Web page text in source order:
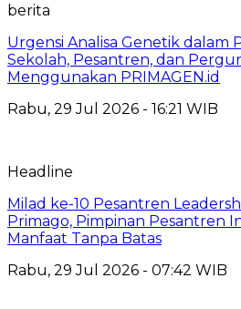
berita
Urgensi Analisa Genetik dalam
Sekolah, Pesantren, dan
Menggunakan PRIMAGEN.id
Rabu, 29 Jul 2026 - 16:21 WIB
Headline
Milad ke-10 Pesantren
Primago, Pimpinan Pesantren
Manfaat Tanpa Batas
Rabu, 29 Jul 2026 - 07:42 WIB